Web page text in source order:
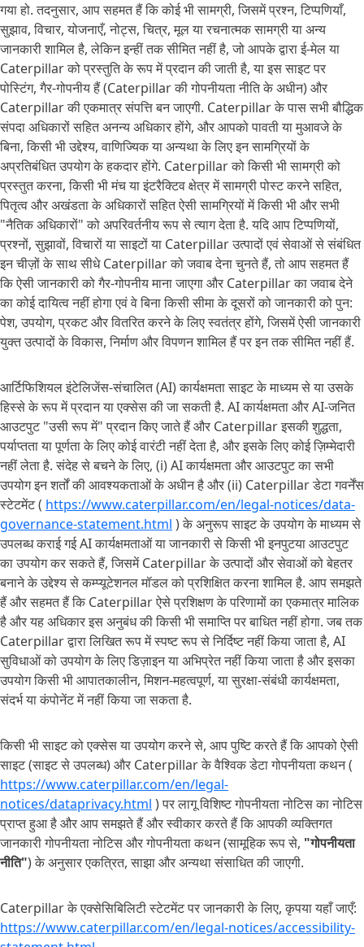
गया हो. तदनुसार, आप सहमत हैं कि कोई भी सामग्री, जिसमें प्रश्न, टिप्पणियाँ,
सुझाव, विचार, योजनाएँ, नोट्स, चित्र, मूल या रचनात्मक सामग्री या अन्य
जानकारी शामिल है, लेकिन इन्हीं तक सीमित नहीं है, जो आपके द्वारा ई-मेल या
Caterpillar को प्रस्तुति के रूप में प्रदान की जाती है, या इस साइट पर
पोस्टिंग, गैर-गोपनीय हैं (Caterpillar की गोपनीयता नीति के अधीन) और
Caterpillar की एकमात्र संपत्ति बन जाएगी. Caterpillar के पास सभी बौद्धिक
संपदा अधिकारों सहित अनन्य अधिकार होंगे, और आपको पावती या मुआवजे के
बिना, किसी भी उद्देश्य, वाणिज्यिक या अन्यथा के लिए इन सामग्रियों के
अप्रतिबंधित उपयोग के हकदार होंगे. Caterpillar को किसी भी सामग्री को
प्रस्तुत करना, किसी भी मंच या इंटरैक्टिव क्षेत्र में सामग्री पोस्ट करने सहित,
पितृत्व और अखंडता के अधिकारों सहित ऐसी सामग्रियों में किसी भी और सभी
"नैतिक अधिकारों" को अपरिवर्तनीय रूप से त्याग देता है. यदि आप टिप्पणियों,
प्रश्नों, सुझावों, विचारों या साइटों या Caterpillar उत्पादों एवं सेवाओं से संबंधित
इन चीज़ों के साथ सीधे Caterpillar को जवाब देना चुनते हैं, तो आप सहमत हैं
कि ऐसी जानकारी को गैर-गोपनीय माना जाएगा और Caterpillar का जवाब देने
का कोई दायित्व नहीं होगा एवं वे बिना किसी सीमा के दूसरों को जानकारी को पुन:
पेश, उपयोग, प्रकट और वितरित करने के लिए स्वतंत्र होंगे, जिसमें ऐसी जानकारी
युक्त उत्पादों के विकास, निर्माण और विपणन शामिल हैं पर इन तक सीमित नहीं हैं.
आर्टिफिशियल इंटेलिजेंस-संचालित (AI) कार्यक्षमता साइट के माध्यम से या उसके
हिस्से के रूप में प्रदान या एक्सेस की जा सकती है. AI कार्यक्षमता और AI-जनित
आउटपुट "उसी रूप में" प्रदान किए जाते हैं और Caterpillar इसकी शुद्धता,
पर्याप्तता या पूर्णता के लिए कोई वारंटी नहीं देता है, और इसके लिए कोई ज़िम्मेदारी
नहीं लेता है. संदेह से बचने के लिए, (i) AI कार्यक्षमता और आउटपुट का सभी
उपयोग इन शर्तों की आवश्यकताओं के अधीन है और (ii) Caterpillar डेटा गवर्नेंस
स्टेटमेंट ( https://www.caterpillar.com/en/legal-notices/data-
governance-statement.html ) के अनुरूप साइट के उपयोग के माध्यम से
उपलब्ध कराई गई AI कार्यक्षमताओं या जानकारी से किसी भी इनपुटया आउटपुट
का उपयोग कर सकते हैं, जिसमें Caterpillar के उत्पादों और सेवाओं को बेहतर
बनाने के उद्देश्य से कम्प्यूटेशनल मॉडल को प्रशिक्षित करना शामिल है. आप समझते
हैं और सहमत हैं कि Caterpillar ऐसे प्रशिक्षण के परिणामों का एकमात्र मालिक
है और यह अधिकार इस अनुबंध की किसी भी समाप्ति पर बाधित नहीं होगा. जब तक
Caterpillar द्वारा लिखित रूप में स्पष्ट रूप से निर्दिष्ट नहीं किया जाता है, AI
सुविधाओं को उपयोग के लिए डिज़ाइन या अभिप्रेत नहीं किया जाता है और इसका
उपयोग किसी भी आपातकालीन, मिशन-महत्वपूर्ण, या सुरक्षा-संबंधी कार्यक्षमता,
संदर्भ या कंपोनेंट में नहीं किया जा सकता है.
किसी भी साइट को एक्सेस या उपयोग करने से, आप पुष्टि करते हैं कि आपको ऐसी
साइट (साइट से उपलब्ध) और Caterpillar के वैश्विक डेटा गोपनीयता कथन (
https://www.caterpillar.com/en/legal-
notices/dataprivacy.html ) पर लागू विशिष्ट गोपनीयता नोटिस का नोटिस
प्राप्त हुआ है और आप समझते हैं और स्वीकार करते हैं कि आपकी व्यक्तिगत
जानकारी गोपनीयता नोटिस और गोपनीयता कथन (सामूहिक रूप से, "गोपनीयता
नीति") के अनुसार एकत्रित, साझा और अन्यथा संसाधित की जाएगी.
Caterpillar के एक्सेसिबिलिटी स्टेटमेंट पर जानकारी के लिए, कृपया यहाँ जाएँ:
https://www.caterpillar.com/en/legal-notices/accessibility-